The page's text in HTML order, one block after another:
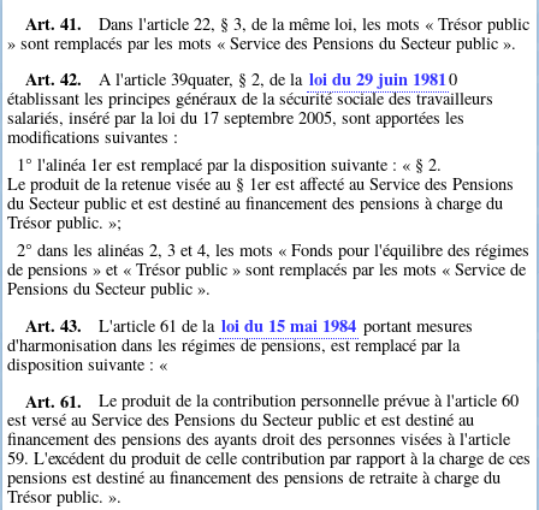
Art. 41.
Dans l'article 22, § 3, de la même loi, les mots « Trésor public
» sont remplacés par les mots « Service des Pensions du Secteur public ».
Art. 42. A l'article 39quater, § 2, de la loi du 29 juin 19810
établissant les principes généraux de la sécurité sociale des travailleurs
salariés, inséré par la loi du 17 septembre 2005, sont apportées les
modifications suivantes :
1° l'alinéa 1er est remplacé par la disposition suivante : « § 2.
Le produit de la retenue visée au § 1er est affecté au Service des Pensions
du Secteur public et est destiné au financement des pensions à charge du
Trésor public. »;
2° dans les alinéas 2, 3 et 4, les mots « Fonds pour l'équilibre des régimes
de pensions » et « Trésor public » sont remplacés par les mots « Service de
Pensions du Secteur public ».
Art. 43. L'article 61 de la loi du 15 mai 1984 portant mesures
d'harmonisation dans les régimes de pensions, est remplacé par la
disposition suivante : «
Art. 61.
Le produit de la contribution personnelle prévue à l'article 60
est versé au Service des Pensions du Secteur public et est destiné au
financement des pensions des ayants droit des personnes visées à l'article
59. L'excédent du produit de celle contribution par rapport à la charge de ces
pensions est destiné au financement des pensions de retraite à charge du
Trésor public. ».